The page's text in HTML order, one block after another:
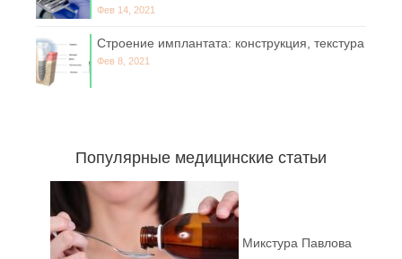
Фев 14, 2021
Строение имплантата: конструкция, текстура
Фев 8, 2021
Популярные медицинские статьи
Микстура Павлова